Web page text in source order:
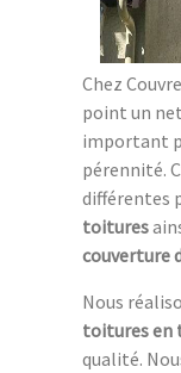
Chez
point un
important
pérennité.
différentes
toitures
couverture
Nous
toitures en
qualité.